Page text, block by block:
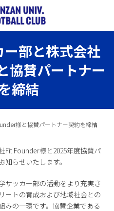
部と株式会社
協賛パートナー
締結
様と協賛パートナー契約を締結
Fit Founder様と2025年度協賛パ
らせいたします。
サッカー部の活動をより充実さ
ートの育成および地域社会との
みの一環です。協賛企業である